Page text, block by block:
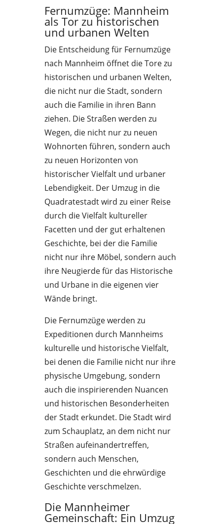
Fernumzüge: Mannheim
als Tor zu historischen
und urbanen Welten
Die Entscheidung für Fernumzüge
nach Mannheim öffnet die Tore zu
historischen und urbanen Welten,
die nicht nur die Stadt, sondern
auch die Familie in ihren Bann
ziehen. Die Straßen werden zu
Wegen, die nicht nur zu neuen
Wohnorten führen, sondern auch
zu neuen Horizonten von
historischer Vielfalt und urbaner
Lebendigkeit. Der Umzug in die
Quadratestadt wird zu einer Reise
durch die Vielfalt kultureller
Facetten und der gut erhaltenen
Geschichte, bei der die Familie
nicht nur ihre Möbel, sondern auch
ihre Neugierde für das Historische
und Urbane in die eigenen vier
Wände bringt.
Die Fernumzüge werden zu
Expeditionen durch Mannheims
kulturelle und historische Vielfalt,
bei denen die Familie nicht nur ihre
physische Umgebung, sondern
auch die inspirierenden Nuancen
und historischen Besonderheiten
der Stadt erkundet. Die Stadt wird
zum Schauplatz, an dem nicht nur
Straßen aufeinandertreffen,
sondern auch Menschen,
Geschichten und die ehrwürdige
Geschichte verschmelzen.
Die Mannheimer
Gemeinschaft: Ein Umzug